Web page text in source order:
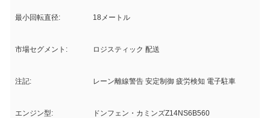
最小回転直径: 18メートル
市場セグメント: ロジスティック 配送
注記: レーン離線警告 安定制御 疲労検知 電子駐車
エンジン型: ドンフェン・カミンズZ14NS6B560